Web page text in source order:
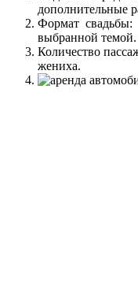
дополнительные
Формат свадьбы:
выбранной темой.
Количество
жениха.